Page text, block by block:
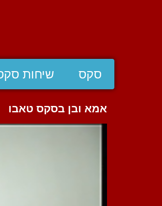
סקס שיחות
אמא ובן בסקס טאבו